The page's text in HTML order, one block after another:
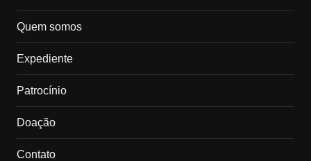
Quem somos
Expediente
Patrocínio
Doação
Contato